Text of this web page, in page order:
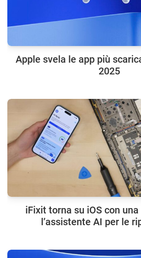
Apple svela le app più
2025
iFixit torna su iOS con
l’assistente AI per le